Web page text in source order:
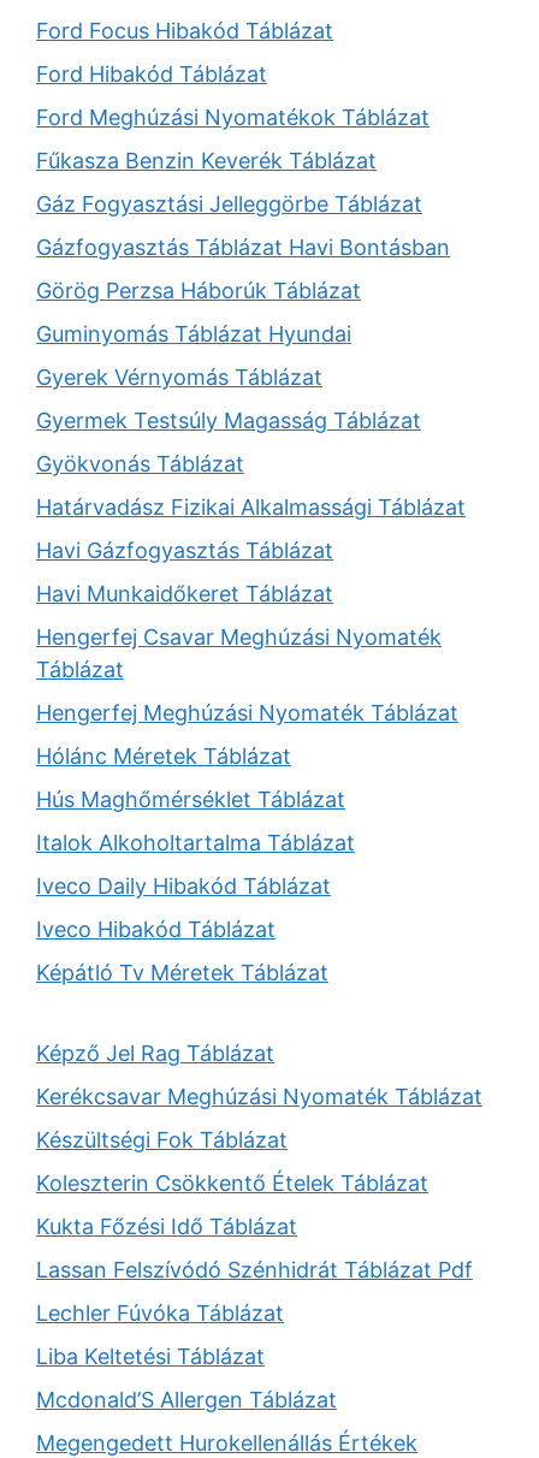
Ford Focus Hibakód Táblázat
Ford Hibakód Táblázat
Ford Meghúzási Nyomatékok Táblázat
Fűkasza Benzin Keverék Táblázat
Gáz Fogyasztási Jelleggörbe Táblázat
Gázfogyasztás Táblázat Havi Bontásban
Görög Perzsa Háborúk Táblázat
Guminyomás Táblázat Hyundai
Gyerek Vérnyomás Táblázat
Gyermek Testsúly Magasság Táblázat
Gyökvonás Táblázat
Határvadász Fizikai Alkalmassági Táblázat
Havi Gázfogyasztás Táblázat
Havi Munkaidőkeret Táblázat
Hengerfej Csavar Meghúzási Nyomaték
Táblázat
Hengerfej Meghúzási Nyomaték Táblázat
Hólánc Méretek Táblázat
Hús Maghőmérséklet Táblázat
Italok Alkoholtartalma Táblázat
Iveco Daily Hibakód Táblázat
Iveco Hibakód Táblázat
Képátló Tv Méretek Táblázat
Képző Jel Rag Táblázat
Kerékcsavar Meghúzási Nyomaték Táblázat
Készültségi Fok Táblázat
Koleszterin Csökkentő Ételek Táblázat
Kukta Főzési Idő Táblázat
Lassan Felszívódó Szénhidrát Táblázat Pdf
Lechler Fúvóka Táblázat
Liba Keltetési Táblázat
Mcdonald’S Allergen Táblázat
Megengedett Hurokellenállás Értékek